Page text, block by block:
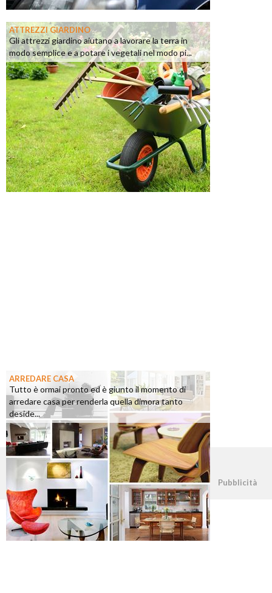
ATTREZZI GIARDINO
Gli attrezzi giardino aiutano a lavorare la terra in
modo semplice e a potare i vegetali nel modo pi...
ARREDARE CASA
Tutto è ormai pronto ed è giunto il momento di
arredare casa per renderla quella dimora tanto
deside...
©2026 - casapratica.org - p.iva 03338800984 Pubblicità